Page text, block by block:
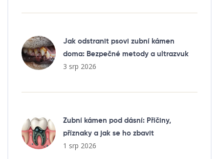
Jak odstranit psovi zubní kámen
doma: Bezpečné metody a ultrazvuk
3 srp 2026
Zubní kámen pod dásní: Příčiny,
příznaky a jak se ho zbavit
1 srp 2026